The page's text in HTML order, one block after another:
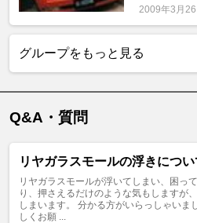
2009年3月26
グループをもっと見る
Q&A・質問
リヤガラスモールの浮きについ
リヤガラスモールが浮いてしまい、困っ
り、押さえるだけのような気もしますが
しまいます。 分かる方がいらっしゃいま
しくお願 ...